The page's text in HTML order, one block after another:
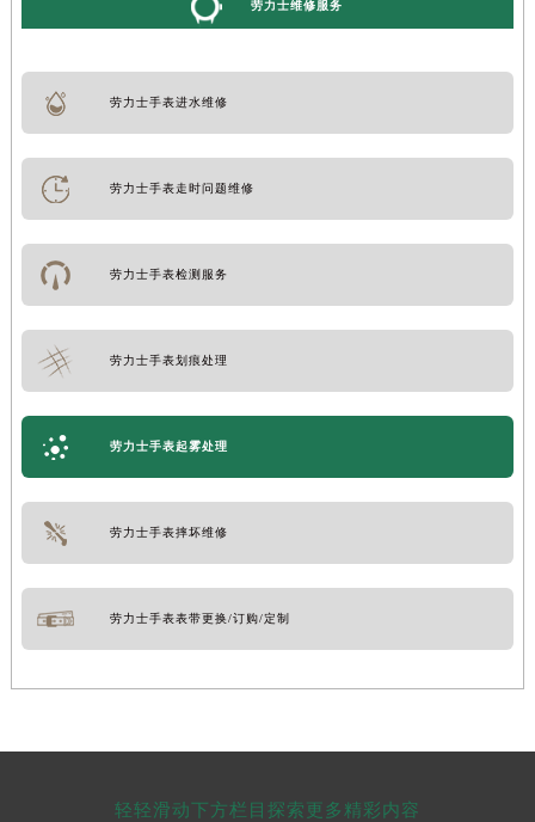
劳力士维修服务
劳力士手表进水维修
劳力士手表走时问题维修
劳力士手表检测服务
劳力士手表划痕处理
劳力士手表起雾处理
劳力士手表摔坏维修
劳力士手表表带更换/订购/定制
轻轻滑动下方栏目探索更多精彩内容